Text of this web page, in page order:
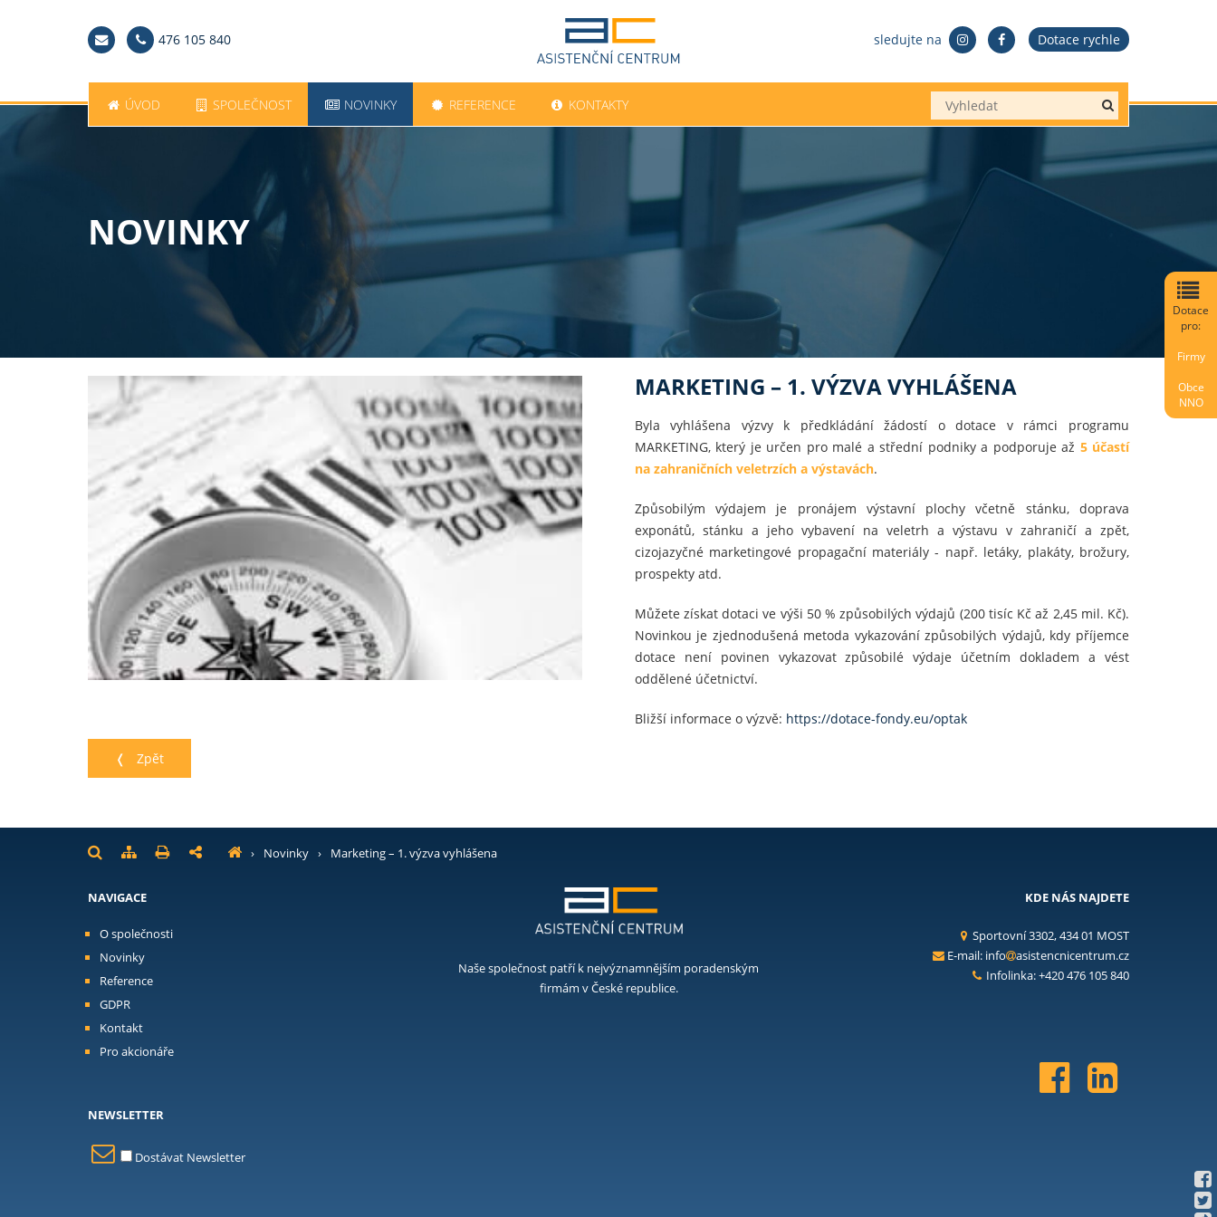
476 105 840 sledujte na Dotace rychle
ÚVOD SPOLEČNOST NOVINKY REFERENCE KONTAKTY
NOVINKY
MARKETING – 1. VÝZVA VYHLÁŠENA
Byla vyhlášena výzvy k předkládání žádostí o dotace v rámci programu
MARKETING, který je určen pro malé a střední podniky a podporuje až 5 účastí
na zahraničních veletrzích a výstavách.
Způsobilým výdajem je pronájem výstavní plochy včetně stánku, doprava
exponátů, stánku a jeho vybavení na veletrh a výstavu v zahraničí a zpět,
cizojazyčné marketingové propagační materiály - např. letáky, plakáty, brožury,
prospekty atd.
Můžete získat dotaci ve výši 50 % způsobilých výdajů (200 tisíc Kč až 2,45 mil. Kč).
Novinkou je zjednodušená metoda vykazování způsobilých výdajů, kdy příjemce
dotace není povinen vykazovat způsobilé výdaje účetním dokladem a vést
oddělené účetnictví.
Bližší informace o výzvě: https://dotace-fondy.eu/optak
❬ Zpět
› Novinky › Marketing – 1. výzva vyhlášena
NAVIGACE
O společnosti
Novinky
Reference
GDPR
Kontakt
Pro akcionáře
NEWSLETTER
Dostávat Newsletter
Naše společnost patří k nejvýznamnějším poradenským
firmám v České republice.
KDE NÁS NAJDETE
Sportovní 3302, 434 01 MOST
E-mail: info
asistencnicentrum.cz
Infolinka: +420 476 105 840
Dotace
pro:
Firmy
Obce
NNO